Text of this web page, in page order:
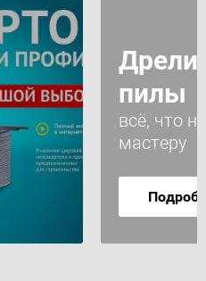
пилы
всё, что
мастеру